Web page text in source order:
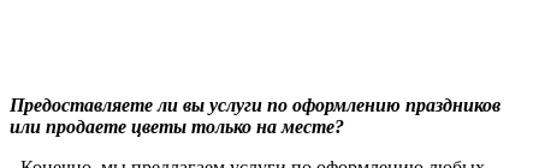
Предоставляете ли вы услуги по оформлению праздников
или продаете цветы только на месте?